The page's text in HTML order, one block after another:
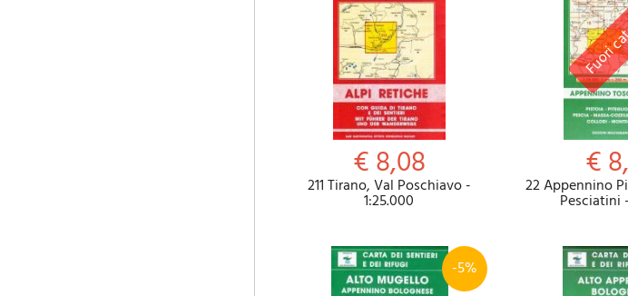
€ 8,08
211 Tirano, Val Poschiavo -
1:25.000
€
22 Appennino
Pesciatini
-5%